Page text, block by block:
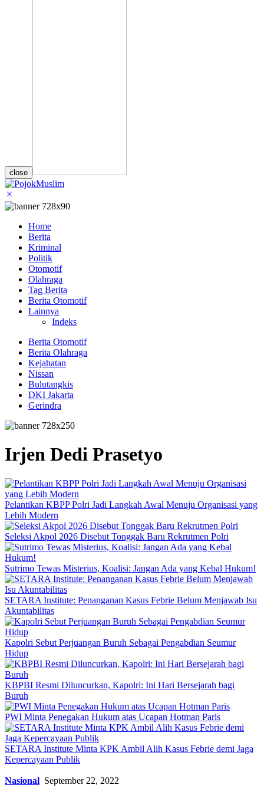
close
Home
Berita
Kriminal
Politik
Otomotif
Olahraga
Tag Berita
Berita Otomotif
Lainnya
Indeks
Berita Otomotif
Berita Olahraga
Kejahatan
Nissan
Bulutangkis
DKI Jakarta
Gerindra
Irjen Dedi Prasetyo
Pelantikan KBPP Polri Jadi Langkah Awal Menuju Organisasi yang
Lebih Modern
Seleksi Akpol 2026 Disebut Tonggak Baru Rekrutmen Polri
Sutrimo Tewas Misterius, Koalisi: Jangan Ada yang Kebal Hukum!
SETARA Institute: Penanganan Kasus Febrie Belum Menjawab Isu
Akuntabilitas
Kapolri Sebut Perjuangan Buruh Sebagai Pengabdian Seumur
Hidup
KBPBI Resmi Diluncurkan, Kapolri: Ini Hari Bersejarah bagi
Buruh
PWI Minta Penegakan Hukum atas Ucapan Hotman Paris
SETARA Institute Minta KPK Ambil Alih Kasus Febrie demi Jaga
Kepercayaan Publik
Nasional September 22, 2022